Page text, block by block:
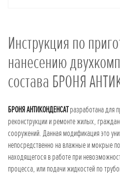
Инструкция по
нанесению
состава БРОНЯ
БРОНЯ АНТИКОНДЕНСАТразработана для
реконструкции и ремонте жилых,
сооружений. Данная модификация это
непосредственно на влажные и мокрые
находящегося в работе при
процесса, или подачи жидкостей по